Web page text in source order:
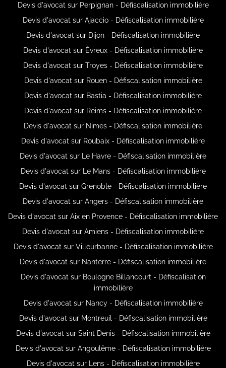
Devis d'avocat sur Perpignan - Défiscalisation immobilière
Devis d'avocat sur Ajaccio - Défiscalisation immobilière
Devis d'avocat sur Dijon - Défiscalisation immobilière
Devis d'avocat sur Évreux - Défiscalisation immobilière
Devis d'avocat sur Troyes - Défiscalisation immobilière
Devis d'avocat sur Rouen - Défiscalisation immobilière
Devis d'avocat sur Bastia - Défiscalisation immobilière
Devis d'avocat sur Reims - Défiscalisation immobilière
Devis d'avocat sur Nimes - Défiscalisation immobilière
Devis d'avocat sur Roubaix - Défiscalisation immobilière
Devis d'avocat sur Le Havre - Défiscalisation immobilière
Devis d'avocat sur Le Mans - Défiscalisation immobilière
Devis d'avocat sur Grenoble - Défiscalisation immobilière
Devis d'avocat sur Angers - Défiscalisation immobilière
Devis d'avocat sur Aix en Provence - Défiscalisation immobilière
Devis d'avocat sur Amiens - Défiscalisation immobilière
Devis d'avocat sur Villeurbanne - Défiscalisation immobilière
Devis d'avocat sur Nanterre - Défiscalisation immobilière
Devis d'avocat sur Boulogne Billancourt - Défiscalisation
immobilière
Devis d'avocat sur Nancy - Défiscalisation immobilière
Devis d'avocat sur Montreuil - Défiscalisation immobilière
Devis d'avocat sur Saint Denis - Défiscalisation immobilière
Devis d'avocat sur Angoulême - Défiscalisation immobilière
Devis d'avocat sur Lens - Défiscalisation immobilière